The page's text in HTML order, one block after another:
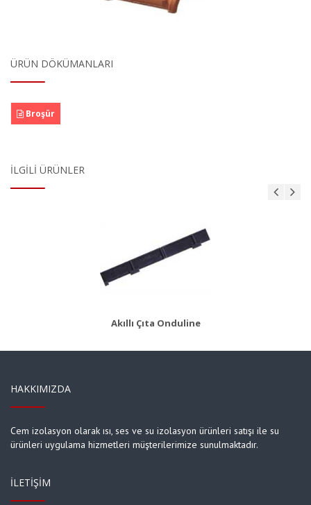
ÜRÜN DÖKÜMANLARI
Broşür
İLGILI ÜRÜNLER
Akıllı Çıta Onduline
AKS 8
Ürün Detayı
HAKKIMIZDA
Cem izolasyon olarak ısı, ses ve su izolasyon ürünleri satışı ile su
ürünleri uygulama hizmetleri müşterilerimize sunulmaktadır.
İLETIŞIM